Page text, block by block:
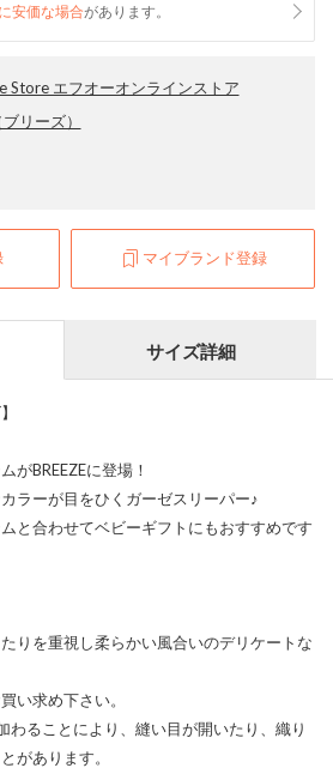
安価な場合があります。
Store エフオーオンラインストア
リーズ）
マイブランド登録
サイズ詳細
がBREEZEに登場！
ラーが目をひくガーゼスリーパー♪
と合わせてベビーギフトにもおすすめです
りを重視し柔らかい風合いのデリケートな
い求め下さい。
わることにより、縫い目が開いたり、織り
があります。